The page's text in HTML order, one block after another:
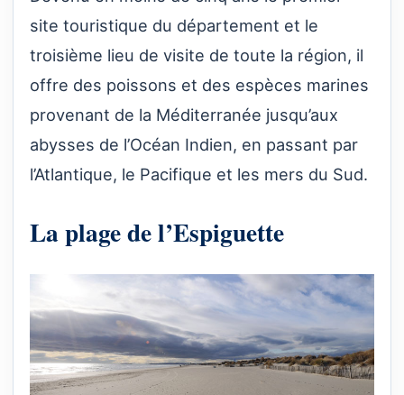
site touristique du département et le
troisième lieu de visite de toute la région, il
offre des poissons et des espèces marines
provenant de la Méditerranée jusqu’aux
abysses de l’Océan Indien, en passant par
l’Atlantique, le Pacifique et les mers du Sud.
La plage de l’Espiguette